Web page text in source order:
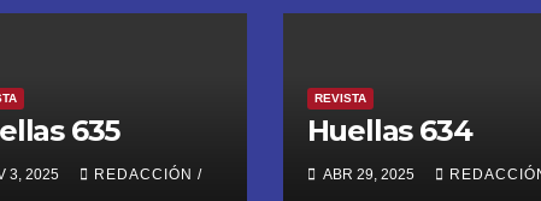
635
3, 2025 REDACCIÓN /
REVISTA
Huellas 634
ABR 29, 2025